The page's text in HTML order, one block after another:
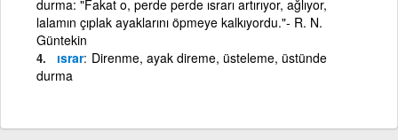
durma: "Fakat o, perde perde ısrarı artırıyor, ağlıyor,
lalamın çıplak ayaklarını öpmeye kalkıyordu."- R. N.
Güntekin
ısrar Direnme, ayak direme, üsteleme, üstünde
durma